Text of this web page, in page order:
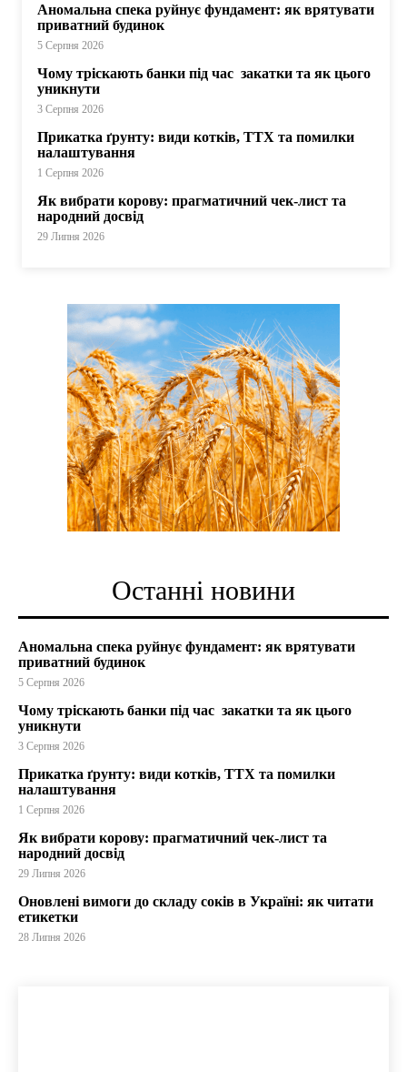
Аномальна спека руйнує фундамент: як врятувати
приватний будинок
5 Серпня 2026
Чому тріскають банки під час закатки та як цього
уникнути
3 Серпня 2026
Прикатка ґрунту: види котків, ТТХ та помилки
налаштування
1 Серпня 2026
Як вибрати корову: прагматичний чек-лист та
народний досвід
29 Липня 2026
Останні новини
Аномальна спека руйнує фундамент: як врятувати
приватний будинок
5 Серпня 2026
Чому тріскають банки під час закатки та як цього
уникнути
3 Серпня 2026
Прикатка ґрунту: види котків, ТТХ та помилки
налаштування
1 Серпня 2026
Як вибрати корову: прагматичний чек-лист та
народний досвід
29 Липня 2026
Оновлені вимоги до складу соків в Україні: як читати
етикетки
28 Липня 2026